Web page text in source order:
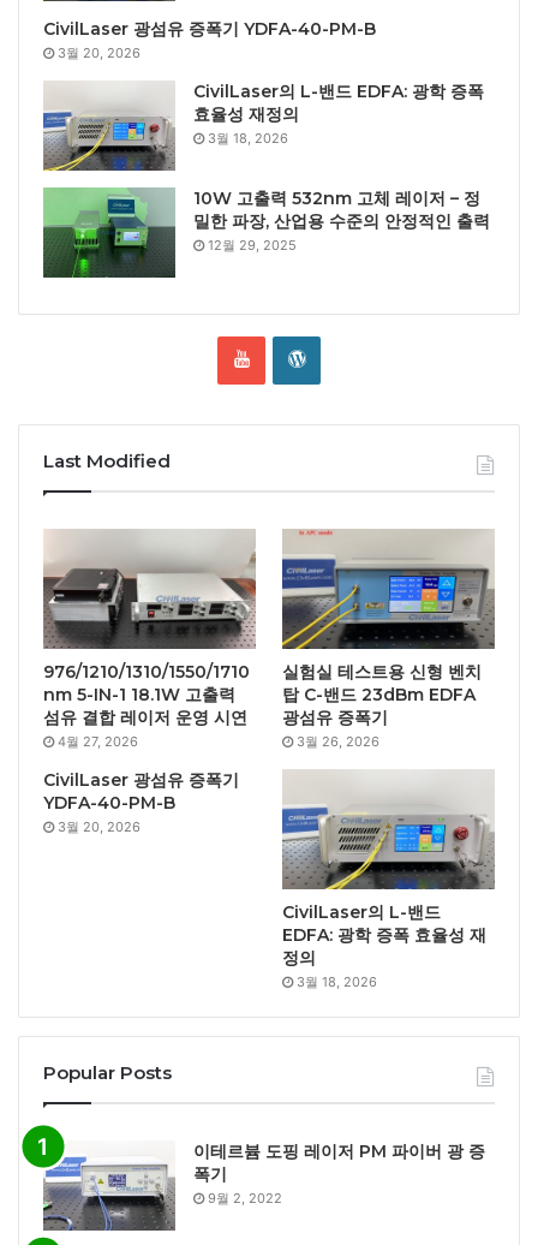
CivilLaser 광섬유 증폭기 YDFA-40-PM-B
3월 20, 2026
CivilLaser의 L-밴드 EDFA: 광학 증폭
효율성 재정의
3월 18, 2026
10W 고출력 532nm 고체 레이저 – 정
밀한 파장, 산업용 수준의 안정적인 출력
12월 29, 2025
Last Modified
976/1210/1310/1550/1710
nm 5-IN-1 18.1W 고출력
섬유 결합 레이저 운영 시연
4월 27, 2026
실험실 테스트용 신형 벤치
탑 C-밴드 23dBm EDFA
광섬유 증폭기
3월 26, 2026
CivilLaser 광섬유 증폭기
YDFA-40-PM-B
3월 20, 2026
CivilLaser의 L-밴드
EDFA: 광학 증폭 효율성 재
정의
3월 18, 2026
Popular Posts
이테르븀 도핑 레이저 PM 파이버 광 증
폭기
9월 2, 2022